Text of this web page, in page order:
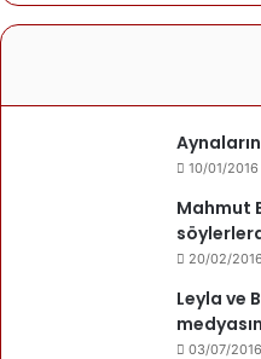
Washington Post’un
için kanını döken bir halka
hançerlemek” dediğini,
savunulamayacak bir karar
CNN’in haberinde adı
Amerikan Savunma yetkilisi
gözönüne alındığında
ordunun üst düzeyinde
10/01/2016
Mahmut
20/02/2016
Leyla ve
03/07/2016